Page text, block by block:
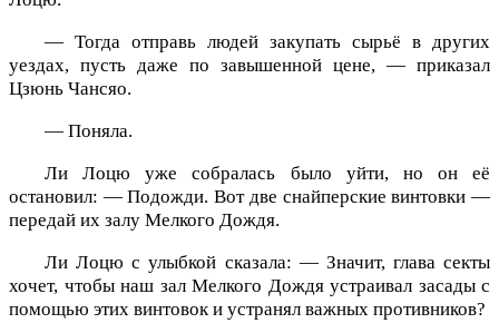
— Тогда отправь людей закупать сырьё в других
уездах, пусть даже по завышенной цене, — приказал
Цзюнь Чансяо.
— Поняла.
Ли Лоцю уже собралась было уйти, но он её
остановил: — Подожди. Вот две снайперские винтовки —
передай их залу Мелкого Дождя.
Ли Лоцю с улыбкой сказала: — Значит, глава секты
хочет, чтобы наш зал Мелкого Дождя устраивал засады с
помощью этих винтовок и устранял важных противников?